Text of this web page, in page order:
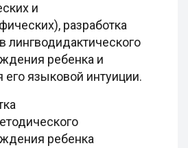
и
разработка
лингводидактического
ребенка и
его языковой интуиции.
ребенка